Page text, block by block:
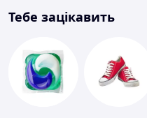
Тебе зацікавить